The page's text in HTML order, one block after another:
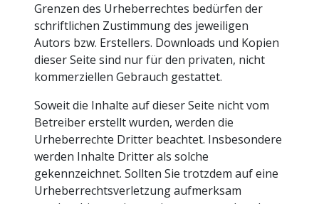
Grenzen des Urheberrechtes bedürfen der
schriftlichen Zustimmung des jeweiligen
Autors bzw. Erstellers. Downloads und Kopien
dieser Seite sind nur für den privaten, nicht
kommerziellen Gebrauch gestattet.
Soweit die Inhalte auf dieser Seite nicht vom
Betreiber erstellt wurden, werden die
Urheberrechte Dritter beachtet. Insbesondere
werden Inhalte Dritter als solche
gekennzeichnet. Sollten Sie trotzdem auf eine
Urheberrechtsverletzung aufmerksam